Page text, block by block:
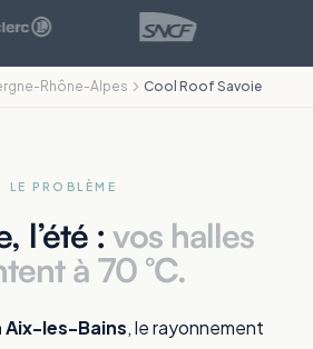
Rhône-Alpes Cool Roof Savoie
LE PROBLÈME
l’été : vos halles
à 70 °C.
Aix-les-Bains, le rayonnement